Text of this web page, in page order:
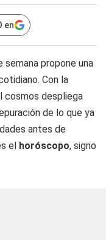
en
propone una
Con la
cosmos despliega
de lo que ya
antes de
el horóscopo, signo